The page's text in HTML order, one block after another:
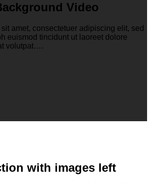
Video
sit amet, consectetuer adipiscing elit, sed
euismod tincidunt ut laoreet dolore
volutpat….
with images left